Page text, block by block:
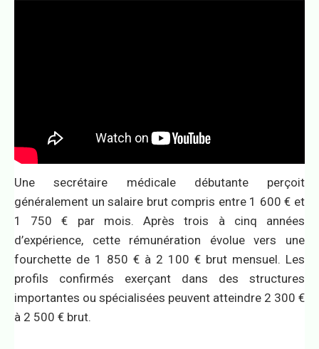
Une secrétaire médicale débutante perçoit
généralement un salaire brut compris entre 1 600 € et
1 750 € par mois. Après trois à cinq années
d’expérience, cette rémunération évolue vers une
fourchette de 1 850 € à 2 100 € brut mensuel. Les
profils confirmés exerçant dans des structures
importantes ou spécialisées peuvent atteindre 2 300 €
à 2 500 € brut.